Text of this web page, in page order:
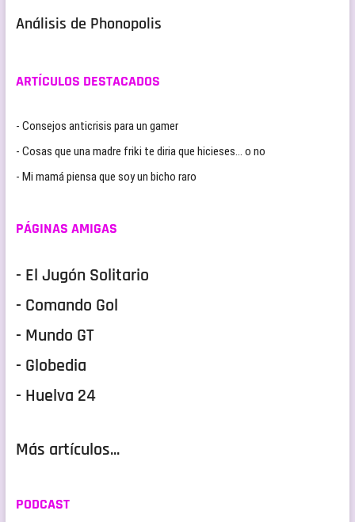
Análisis de Phonopolis
ARTÍCULOS DESTACADOS
- Consejos anticrisis para un gamer
- Cosas que una madre friki te diria que hicieses… o no
- Mi mamá piensa que soy un bicho raro
PÁGINAS AMIGAS
- El Jugón Solitario
- Comando Gol
- Mundo GT
- Globedia
- Huelva 24
Más artículos...
PODCAST